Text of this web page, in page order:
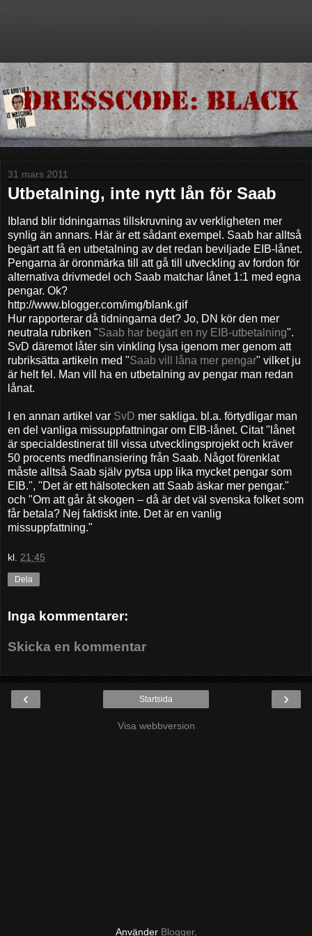
31 mars 2011
Utbetalning, inte nytt lån för Saab
Ibland blir tidningarnas tillskruvning av verkligheten mer
synlig än annars. Här är ett sådant exempel. Saab har alltså
begärt att få en utbetalning av det redan beviljade EIB-lånet.
Pengarna är öronmärka till att gå till utveckling av fordon för
alternativa drivmedel och Saab matchar lånet 1:1 med egna
pengar. Ok?
http://www.blogger.com/img/blank.gif
Hur rapporterar då tidningarna det? Jo, DN kör den mer
neutrala rubriken "Saab har begärt en ny EIB-utbetalning".
SvD däremot låter sin vinkling lysa igenom mer genom att
rubriksätta artikeln med "Saab vill låna mer pengar" vilket ju
är helt fel. Man vill ha en utbetalning av pengar man redan
lånat.
I en annan artikel var SvD mer sakliga. bl.a. förtydligar man
en del vanliga missuppfattningar om EIB-lånet. Citat "lånet
är specialdestinerat till vissa utvecklingsprojekt och kräver
50 procents medfinansiering från Saab. Något förenklat
måste alltså Saab själv pytsa upp lika mycket pengar som
EIB.", "Det är ett hälsotecken att Saab äskar mer pengar."
och "Om att går åt skogen – då är det väl svenska folket som
får betala? Nej faktiskt inte. Det är en vanlig
missuppfattning."
kl. 21:45
Dela
Inga kommentarer:
Skicka en kommentar
‹ ›
Startsida
Visa webbversion
Använder Blogger.